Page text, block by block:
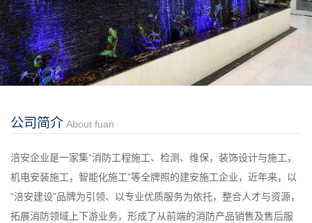
公司简介 About fuan
涪安企业是一家集“消防工程施工、检测、维保，装饰设计与施工，
机电安装施工，智能化施工”等全牌照的建安施工企业，近年来，以
“涪安建设”品牌为引领、以专业优质服务为依托，整合人才与资源，
拓展消防领域上下游业务，形成了从前端的消防产品销售及售后服